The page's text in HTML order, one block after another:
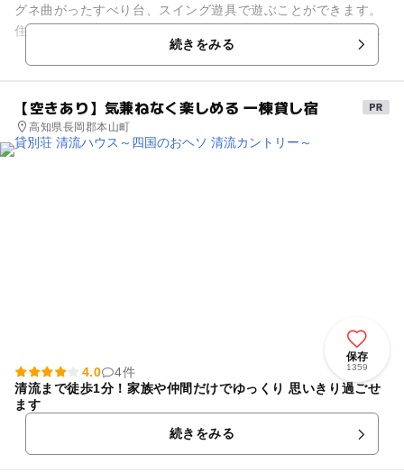
グネ曲がったすべり台、スイング遊具で遊ぶことができます。
住宅が建ち並ぶところに公園がありますが、その向こうに山が
続きをみる
【空きあり】気兼ねなく楽しめる 一棟貸し宿
高知県長岡郡本山町
保存
1359
4.0
4件
清流まで徒歩1分！家族や仲間だけでゆっくり 思いきり過ごせ
ます
続きをみる